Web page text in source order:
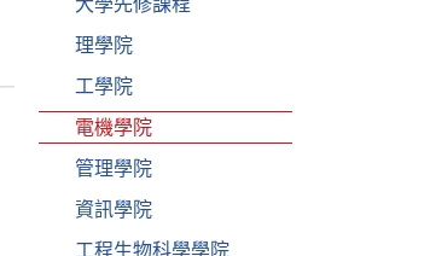
理學院
工學院
電機學院
管理學院
資訊學院
工程生物科學學院